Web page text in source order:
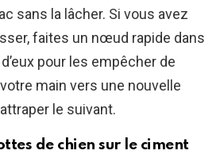
sans la lâcher. Si vous avez
faites un nœud rapide dans
pour les empêcher de
main vers une nouvelle
le suivant.
de chien sur le ciment